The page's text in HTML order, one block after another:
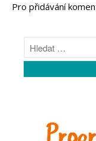
Pro přidávání